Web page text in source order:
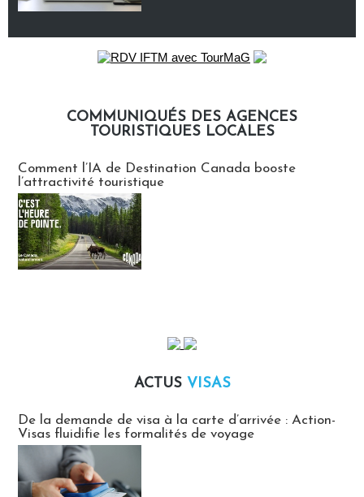
COMMUNIQUÉS DES AGENCES
TOURISTIQUES LOCALES
Comment l’IA de Destination Canada booste
l’attractivité touristique
ACTUS VISAS
De la demande de visa à la carte d’arrivée : Action-
Visas fluidifie les formalités de voyage